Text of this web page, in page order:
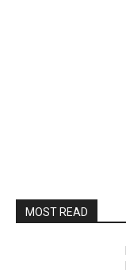
MOST READ